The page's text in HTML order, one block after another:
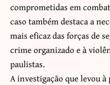
comprometidas em
caso também destaca a
mais eficaz das forças de
crime organizado e à
paulistas.
A investigação que levou